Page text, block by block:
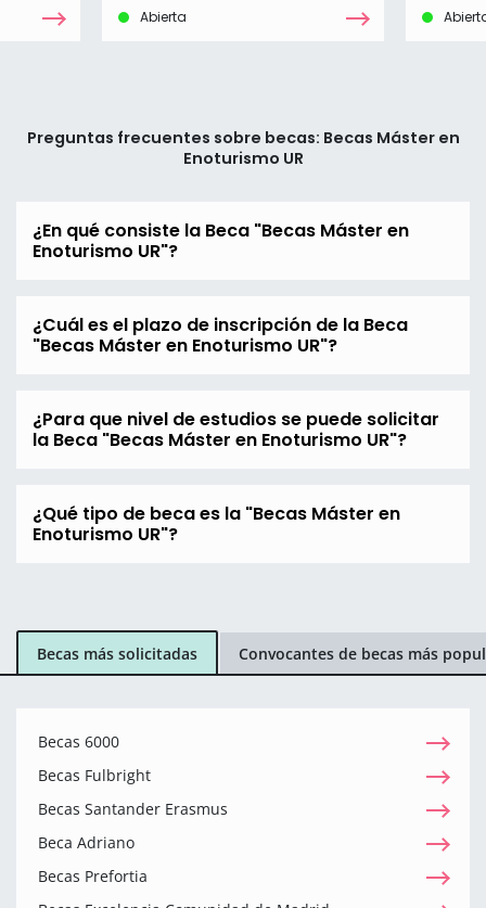
Abierta
Preguntas frecuentes sobre becas: Becas Máster en
Enoturismo UR
¿En qué consiste la Beca "Becas Máster en
Enoturismo UR"?
¿Cuál es el plazo de inscripción de la Beca
"Becas Máster en Enoturismo UR"?
¿Para que nivel de estudios se puede solicitar
la Beca "Becas Máster en Enoturismo UR"?
¿Qué tipo de beca es la "Becas Máster en
Enoturismo UR"?
Becas más solicitadas Convocantes de becas más
Becas 6000
Becas Fulbright
Becas Santander Erasmus
Beca Adriano
Becas Prefortia